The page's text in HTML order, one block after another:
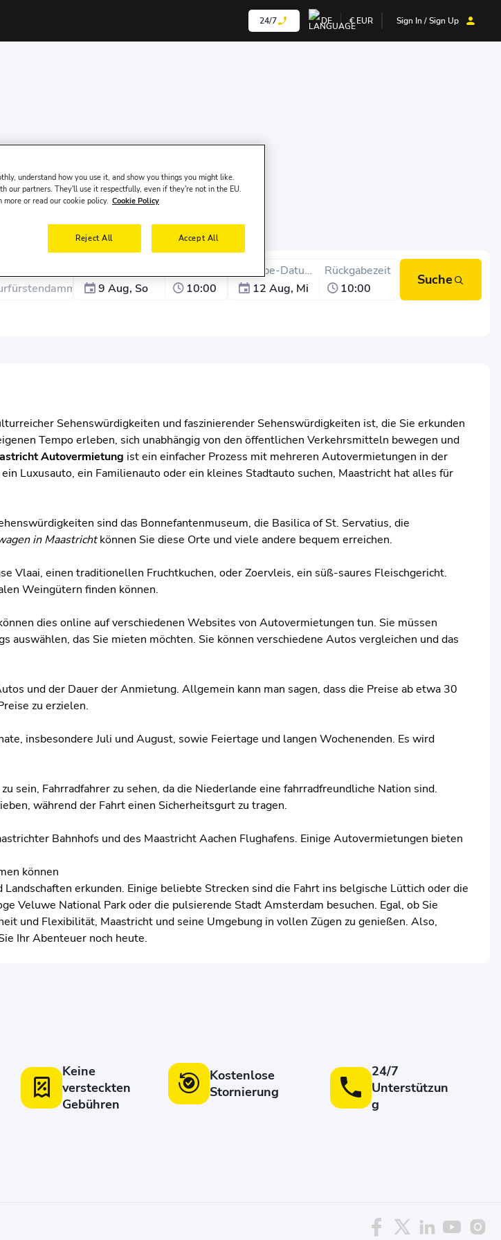
24/7 DE € EUR Sign In / Sign Up
9 Aug, So
10:00
Abgabe-Datum
12 Aug, Mi
Rückgabezeit
10:00
Suche
Sehenswürdigkeiten und faszinierender Sehenswürdigkeiten ist, die Sie erkunden
Tempo erleben, sich unabhängig von den öffentlichen Verkehrsmitteln bewegen und
Autovermietung ist ein einfacher Prozess mit mehreren Autovermietungen in der
Luxusauto, ein Familienauto oder ein kleines Stadtauto suchen, Maastricht hat alles für
sind das Bonnefantenmuseum, die Basilica of St. Servatius, die
in Maastrichtkönnen Sie diese Orte und viele andere bequem erreichen.
Vlaai, einen traditionellen Fruchtkuchen, oder Zoervleis, ein süß-saures Fleischgericht.
Weingütern finden können.
dies online auf verschiedenen Websites von Autovermietungen tun. Sie müssen
das Sie mieten möchten. Sie können verschiedene Autos vergleichen und das
und der Dauer der Anmietung. Allgemein kann man sagen, dass die Preise ab etwa 30
zu erzielen.
insbesondere Juli und August, sowie Feiertage und langen Wochenenden. Es wird
sein, Fahrradfahrer zu sehen, da die Niederlande eine fahrradfreundliche Nation sind.
während der Fahrt einen Sicherheitsgurt zu tragen.
Bahnhofs und des Maastricht Aachen Flughafens. Einige Autovermietungen bieten
können
erkunden. Einige beliebte Strecken sind die Fahrt ins belgische Lüttich oder die
Veluwe National Park oder die pulsierende Stadt Amsterdam besuchen. Egal, ob Sie
und Flexibilität, Maastricht und seine Umgebung in vollen Zügen zu genießen. Also,
Ihr Abenteuer noch heute.
Keine
versteckten
Gebühren
Kostenlose
Stornierung
24/7
Unterstützun
g
understand how you use it, and show you things you might like.
our partners. They'll use it respectfully, even if they're not in the EU.
or read our cookie policy. Cookie Policy
Reject All Accept All